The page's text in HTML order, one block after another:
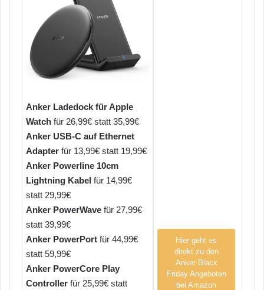
Anker Ladedock für Apple
Watch für 26,99€ statt 35,99€
Anker USB-C auf Ethernet
Adapter für 13,99€ statt 19,99€
Anker Powerline 10cm
Lightning Kabel für 14,99€
statt 29,99€
Anker PowerWave für 27,99€
statt 39,99€
Anker PowerPort für 44,99€
statt 59,99€
Anker PowerCore Play
Controller für 25,99€ statt
Hier geht es
direkt zu den
Anker Black
Friday Angeboten
bei Amazon